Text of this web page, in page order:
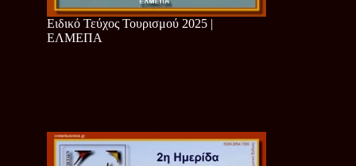
Ειδικό Τεύχος Τουρισμού 2025 |
ΕΛΜΕΠΑ